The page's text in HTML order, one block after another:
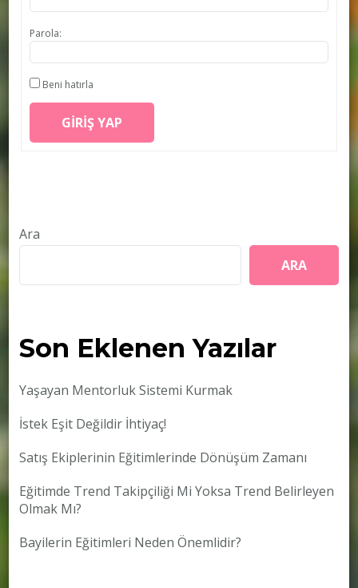
Parola:
Beni hatırla
GIRIŞ YAP
Ara
ARA
Son Eklenen Yazılar
Yaşayan Mentorluk Sistemi Kurmak
İstek Eşit Değildir İhtiyaç!
Satış Ekiplerinin Eğitimlerinde Dönüşüm Zamanı
Eğitimde Trend Takipçiliği Mi Yoksa Trend Belirleyen
Olmak Mı?
Bayilerin Eğitimleri Neden Önemlidir?